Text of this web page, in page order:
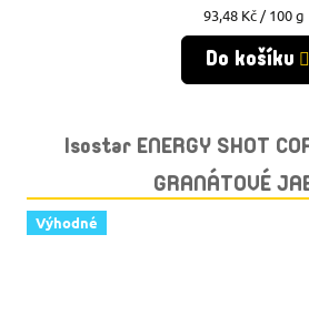
Měrná
cena:
93,48 Kč / 100 g
Do košíku
Isostar ENERGY SHOT
GRANÁTOVÉ
Výhodné